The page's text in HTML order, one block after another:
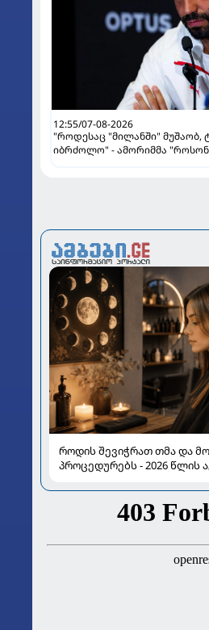
12:55/07-08-2026
"როდესაც "მილანში" მუშაობ,
იბრძოლო" - ამორიმმა
როდის შევიჭრათ თმა და
პროცედურებს - 2026 წლის